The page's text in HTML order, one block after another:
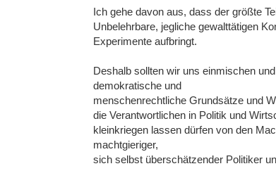
Ich gehe davon aus, dass der größte
Unbelehrbare, jegliche gewalttätigen
Experimente aufbringt.
Deshalb sollten wir uns einmischen
demokratische und
menschenrechtliche Grundsätze und
die Verantwortlichen in Politik und
kleinkriegen lassen dürfen von den
machtgieriger,
sich selbst überschätzender Politiker